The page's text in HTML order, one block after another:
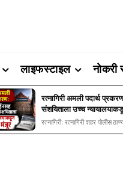
लाइफस्टाइल नोकरी
रत्नागिरी अमली पदार्थ
संशयिताला उच्च
रत्नागिरी: रत्नागिरी शहर पोलीस